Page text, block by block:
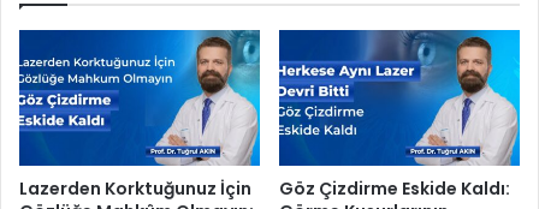
e
s
a
D
Lazerden Korktuğunuz İçin
Göz Çizdirme Eskide Kaldı: